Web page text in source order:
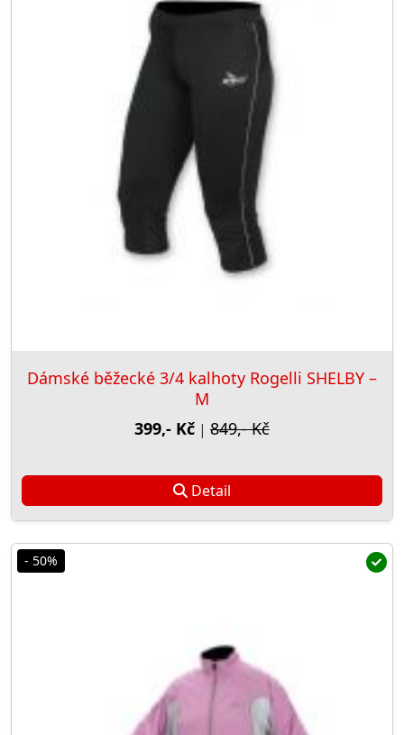
Dámské běžecké 3/4 kalhoty Rogelli SHELBY –
M
399,- Kč | 849,- Kč
Detail
- 50%